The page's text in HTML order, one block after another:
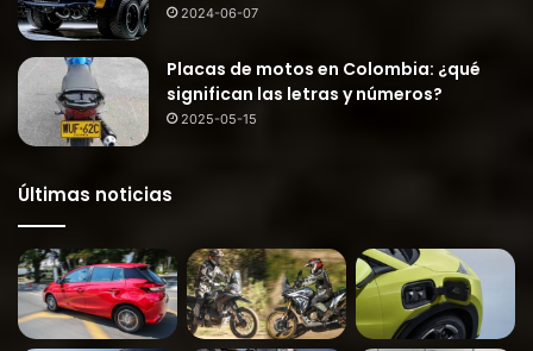
2024-06-07
Placas de motos en Colombia: ¿qué
significan las letras y números?
2025-05-15
Últimas noticias